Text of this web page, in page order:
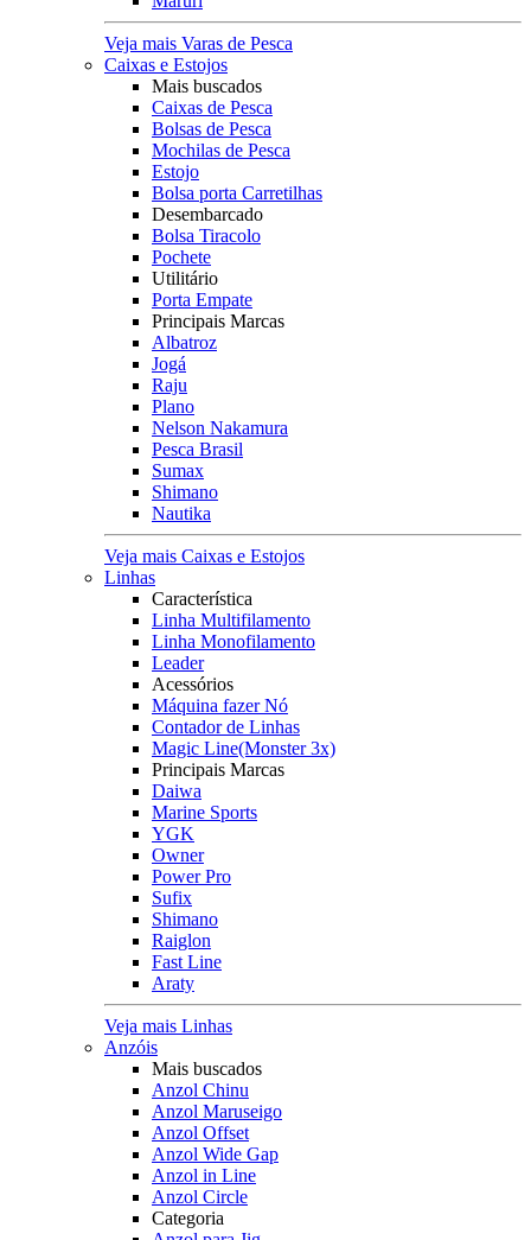
Veja mais Varas de Pesca
Caixas e Estojos
Mais buscados
Caixas de Pesca
Bolsas de Pesca
Mochilas de Pesca
Estojo
Bolsa porta Carretilhas
Desembarcado
Bolsa Tiracolo
Pochete
Utilitário
Porta Empate
Principais Marcas
Albatroz
Jogá
Raju
Plano
Nelson Nakamura
Pesca Brasil
Sumax
Shimano
Nautika
Veja mais Caixas e Estojos
Linhas
Característica
Linha Multifilamento
Linha Monofilamento
Leader
Acessórios
Máquina fazer Nó
Contador de Linhas
Magic Line(Monster 3x)
Principais Marcas
Daiwa
Marine Sports
YGK
Owner
Power Pro
Sufix
Shimano
Raiglon
Fast Line
Araty
Veja mais Linhas
Anzóis
Mais buscados
Anzol Chinu
Anzol Maruseigo
Anzol Offset
Anzol Wide Gap
Anzol in Line
Anzol Circle
Categoria